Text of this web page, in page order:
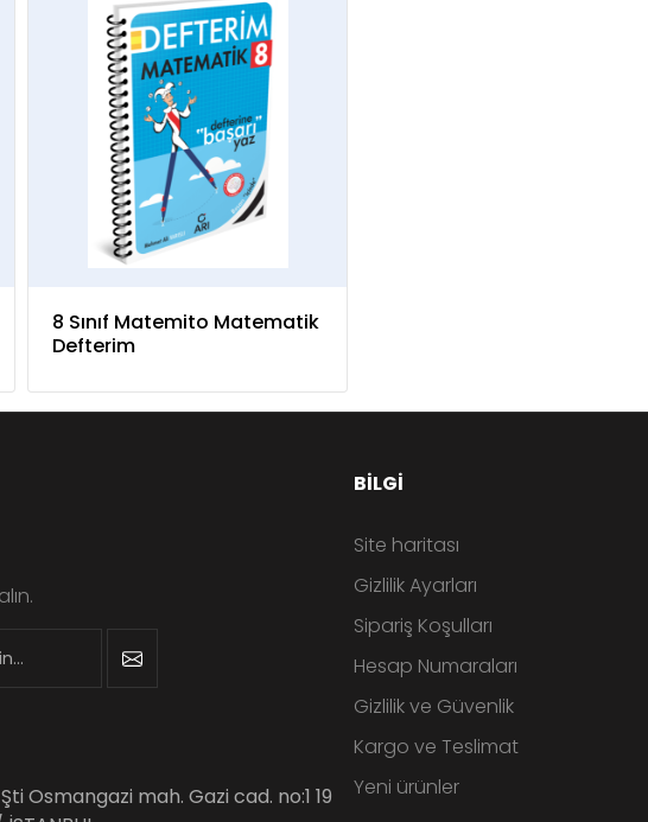
8 Sınıf Matemito Matematik
Defterim
Şti Osmangazi mah. Gazi cad. no:1 19
BILGI
Site haritası
Gizlilik Ayarları
Sipariş Koşulları
Hesap Numaraları
Gizlilik ve Güvenlik
Kargo ve Teslimat
Yeni ürünler